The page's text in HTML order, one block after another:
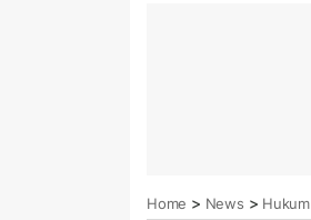
Home > News > Hukum